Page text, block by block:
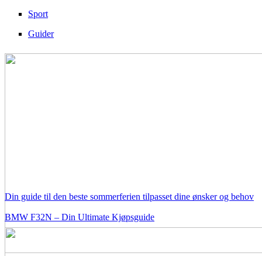
Sport
Guider
Din guide til den beste sommerferien tilpasset dine ønsker og behov
BMW F32N – Din Ultimate Kjøpsguide